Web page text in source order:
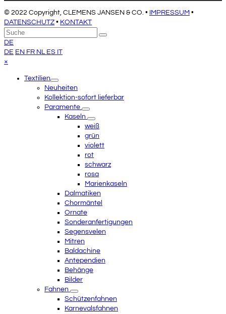
© 2022 Copyright, CLEMENS JANSEN & CO. • IMPRESSUM •
DATENSCHUTZ • KONTAKT
An
den
Anfang
scrollen
Suche
Senden
DE
DE EN FR NL ES IT
×
menuTextilien
Neuheiten
Kollektion-sofort lieferbar
Paramente
Kaseln
weiß
grün
violett
rot
schwarz
rosa
Marienkaseln
Dalmatiken
Chormäntel
Ornate
Sonderanfertigungen
Segensvelen
Mitren
Baldachine
Antependien
Behänge
Bilder
Fahnen
Schützenfahnen
Karnevalsfahnen